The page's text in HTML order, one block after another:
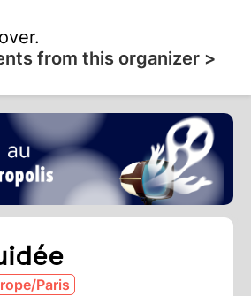
from this organizer >
Paris